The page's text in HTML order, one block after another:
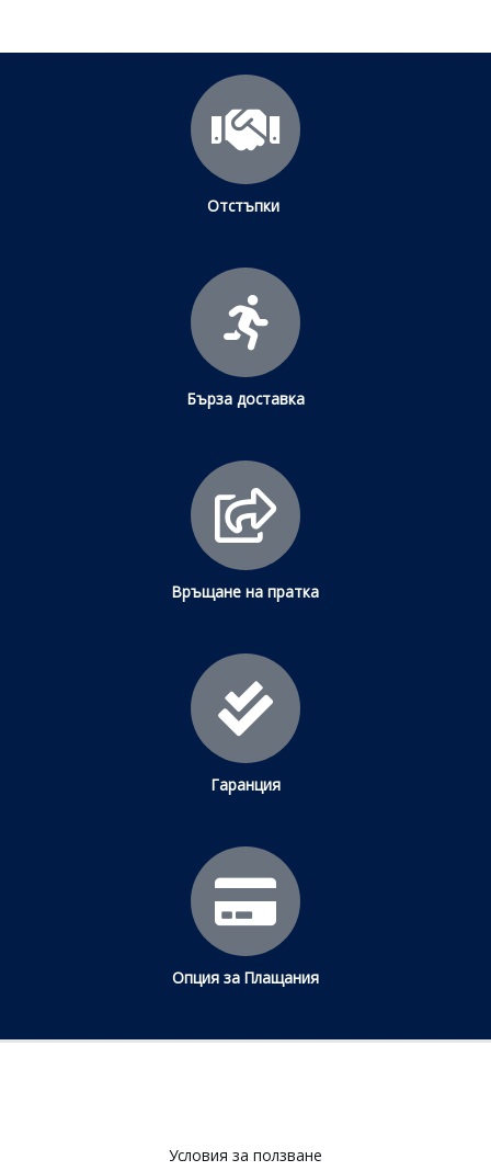
Отстъпки
Бърза доставка
Връщане на пратка
Гаранция
Опция за Плащания
Условия за ползване​